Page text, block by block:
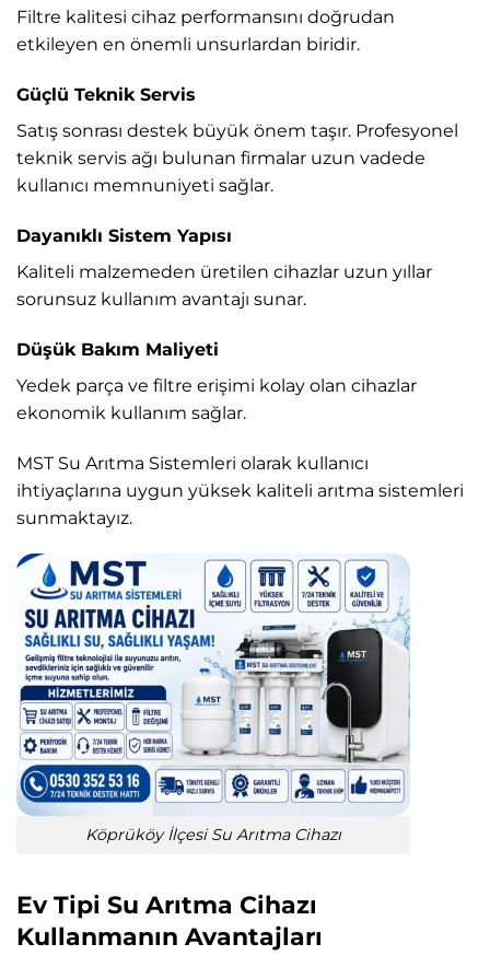
Filtre kalitesi cihaz performansını doğrudan
etkileyen en önemli unsurlardan biridir.
Güçlü Teknik Servis
Satış sonrası destek büyük önem taşır. Profesyonel
teknik servis ağı bulunan firmalar uzun vadede
kullanıcı memnuniyeti sağlar.
Dayanıklı Sistem Yapısı
Kaliteli malzemeden üretilen cihazlar uzun yıllar
sorunsuz kullanım avantajı sunar.
Düşük Bakım Maliyeti
Yedek parça ve filtre erişimi kolay olan cihazlar
ekonomik kullanım sağlar.
MST Su Arıtma Sistemleri olarak kullanıcı
ihtiyaçlarına uygun yüksek kaliteli arıtma sistemleri
sunmaktayız.
Köprüköy İlçesi Su Arıtma Cihazı
Ev Tipi Su Arıtma Cihazı
Kullanmanın Avantajları